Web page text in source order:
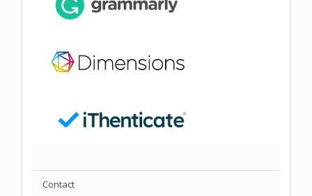
Contact